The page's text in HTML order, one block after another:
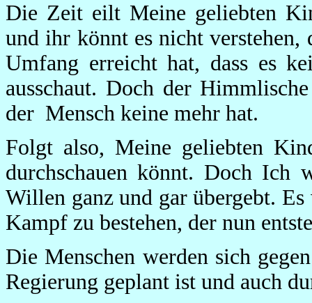
Die Zeit eilt Meine geliebten
und ihr könnt es nicht verstehen,
Umfang erreicht hat, dass es
ausschaut. Doch der
der Mensch keine mehr hat.
Folgt also, Meine geliebten
durchschauen könnt. Doch Ich
Willen ganz und gar übergebt.
Kampf zu bestehen, der nun
Die Menschen werden sich
Regierung geplant ist und auch